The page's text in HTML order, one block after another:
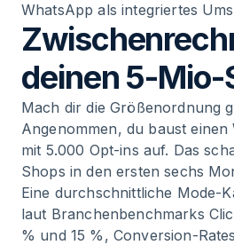
WhatsApp als integriertes
deinen 5-Mio-
Mach dir die Größenordnung
Angenommen, du baust
mit 5.000 Opt-ins auf. Das
Shops in den ersten sechs
Eine durchschnittliche Mode-
laut Branchenbenchmarks
% und 15 %, Conversion-